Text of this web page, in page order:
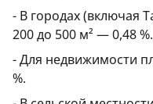
- В городах (включая
200 до 500 м² — 0,48 %.
- Для недвижимости
%.